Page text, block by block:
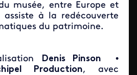
musée, entre Europe et
à la redécouverte
du patrimoine.
Denis Pinson
•
Production, avec